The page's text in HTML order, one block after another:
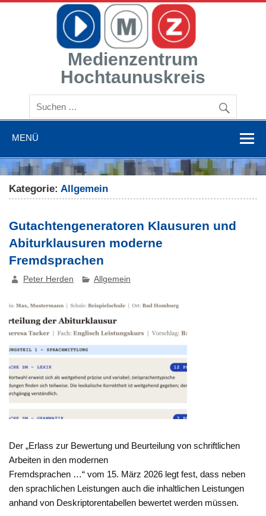
Zum
Medienzentrum
Hochtaunuskreis
Mit Medien bilden
MENÜ
Kategorie: Allgemein
Gutachtengeneratoren Klausuren und
Abiturklausuren moderne
Fremdsprachen
Peter Herden Allgemein
Der „Erlass zur Bewertung und Beurteilung von schriftlichen
Arbeiten in den modernen
Fremdsprachen …“ vom 15. März 2026 legt fest, dass neben
den sprachlichen Leistungen auch die inhaltlichen Leistungen
anhand von Deskriptorentabellen bewertet werden müssen.